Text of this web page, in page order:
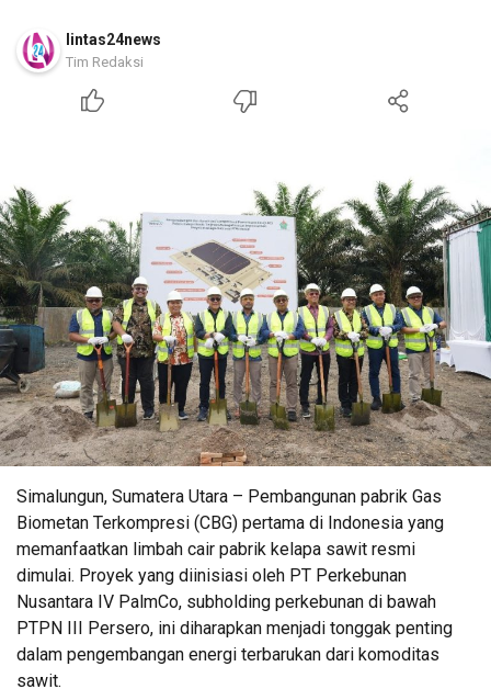
lintas24news
Tim Redaksi
Simalungun, Sumatera Utara – Pembangunan pabrik Gas
Biometan Terkompresi (CBG) pertama di Indonesia yang
memanfaatkan limbah cair pabrik kelapa sawit resmi
dimulai. Proyek yang diinisiasi oleh PT Perkebunan
Nusantara IV PalmCo, subholding perkebunan di bawah
PTPN III Persero, ini diharapkan menjadi tonggak penting
dalam pengembangan energi terbarukan dari komoditas
sawit.